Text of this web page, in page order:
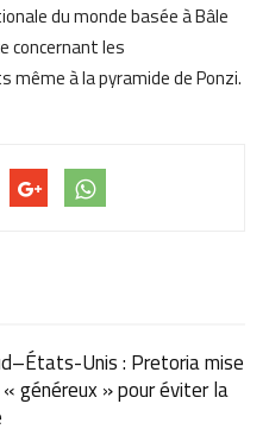
du monde basée à Bâle
concernant les
à la pyramide de Ponzi.
Unis : Pretoria mise
« généreux » pour éviter la